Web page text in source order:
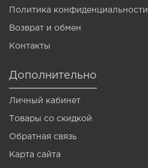
Политика конфиденциальности
Возврат и обмен
Контакты
Дополнительно
Личный кабинет
Товары со скидкой
Обратная связь
Карта сайта